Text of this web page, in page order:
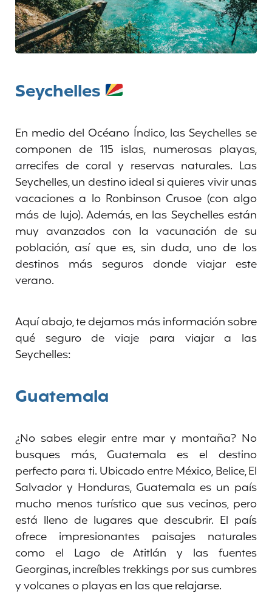
Seychelles
En medio del Océano Índico, las Seychelles se
componen de 115 islas, numerosas playas,
arrecifes de coral y reservas naturales. Las
Seychelles, un destino ideal si quieres vivir unas
vacaciones a lo Ronbinson Crusoe (con algo
más de lujo). Además, en las Seychelles están
muy avanzados con la vacunación de su
población, así que es, sin duda, uno de los
destinos más seguros donde viajar este
verano.
Aquí abajo, te dejamos más información sobre
qué seguro de viaje para viajar a las
Seychelles:
Guatemala
¿No sabes elegir entre mar y montaña? No
busques más, Guatemala es el destino
perfecto para ti. Ubicado entre México, Belice, El
Salvador y Honduras, Guatemala es un país
mucho menos turístico que sus vecinos, pero
está lleno de lugares que descubrir. El país
ofrece impresionantes paisajes naturales
como el Lago de Atitlán y las fuentes
Georginas, increíbles trekkings por sus cumbres
y volcanes o playas en las que relajarse.